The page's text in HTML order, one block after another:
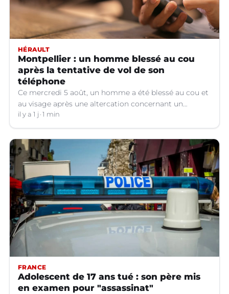
HÉRAULT
Montpellier : un homme blessé au cou
après la tentative de vol de son
téléphone
Ce mercredi 5 août, un homme a été blessé au cou et
au visage après une altercation concernant un
téléphone portable à Montpellier (Hérault).
il y a 1 j 1 min
FRANCE
Adolescent de 17 ans tué : son père mis
en examen pour "assassinat"